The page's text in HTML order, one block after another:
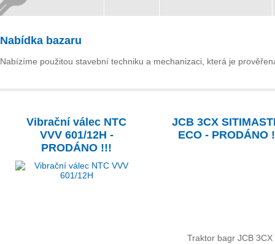
Nabídka bazaru
Nabízíme použitou stavební techniku a mechanizaci, která je
Vibrační válec NTC
VVV 601/12H -
PRODÁNO !!!
JCB 3CX
ECO - PRODÁNO
Traktor bagr JCB 3CX